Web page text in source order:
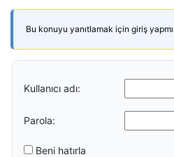
Bu konuyu yanıtlamak için giriş
Kullanıcı adı:
Parola:
Beni hatırla